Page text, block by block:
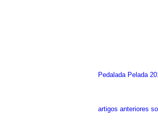
Pedalada Pelada
artigos anteriores